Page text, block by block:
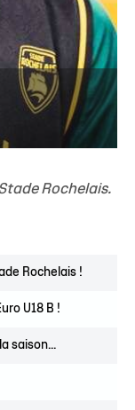
Rochelais.
Rochelais !
U18 B !
saison...